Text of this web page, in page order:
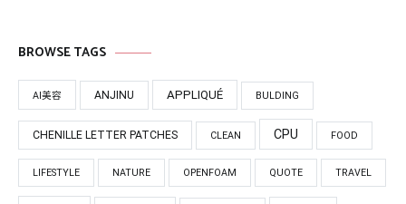
BROWSE TAGS
AI美容 ANJINU APPLIQUÉ BULDING
CHENILLE LETTER PATCHES CLEAN CPU FOOD
LIFESTYLE NATURE OPENFOAM QUOTE TRAVEL